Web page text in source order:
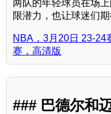
两队的年轻球员在场
限潜力，也让球迷们
NBA，3月20日 23-24
赛，高清版
### 巴德尔和